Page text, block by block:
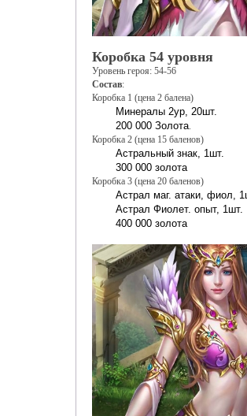
Коробка 54 уровня
Уровень героя: 54-56
Состав:
Коробка 1 (цена 2 балена)
Минералы 2ур, 20шт.
200 000 Золота
Коробка 2 (цена 15 баленов)
Астральный знак, 1шт.
300 000 золота
Коробка 3 (цена 20 баленов)
Астрал маг. атаки, фиол,
Астрал Фиолет. опыт, 1шт.
400 000 золота